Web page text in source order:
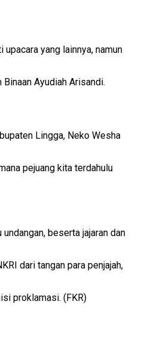
yang lainnya, namun
Ayudiah Arisandi.
Lingga, Neko Wesha
pejuang kita terdahulu
beserta jajaran dan
dari tangan para penjajah,
proklamasi. (FKR)